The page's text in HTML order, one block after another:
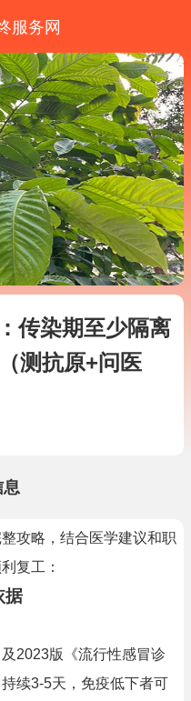
服务网
传染期至少隔离
测抗原+问医
息
攻略，结合医学建议和职
复工：
据
2023版《流行性感冒诊
续3-5天，免疫低下者可